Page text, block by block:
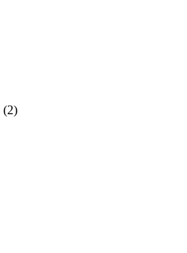
(2)